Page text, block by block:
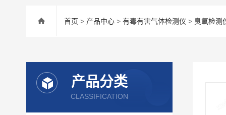
首页 > 产品中心 > 有毒有害气体检测仪 > 臭氧检测
产品分类
CLASSIFICATION